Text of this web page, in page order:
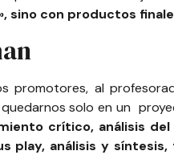
sino con productos
promotores, al
solo en un
crítico, análisis
play, análisis y